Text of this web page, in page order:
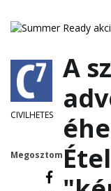
CIVILHETES
Megosztom
A